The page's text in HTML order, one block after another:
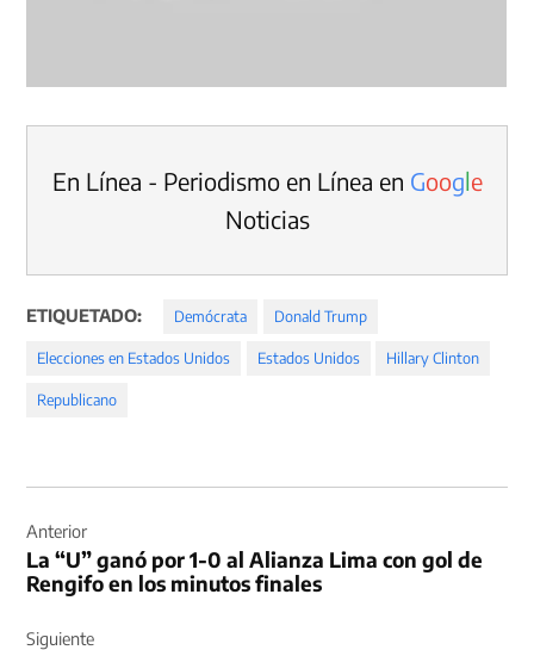
En Línea - Periodismo en Línea en Google
Noticias
ETIQUETADO: Demócrata Donald Trump
Elecciones en Estados Unidos Estados Unidos Hillary Clinton
Republicano
de
entradas
Anterior
La “U” ganó por 1-0 al Alianza Lima con gol de
Rengifo en los minutos finales
Siguiente